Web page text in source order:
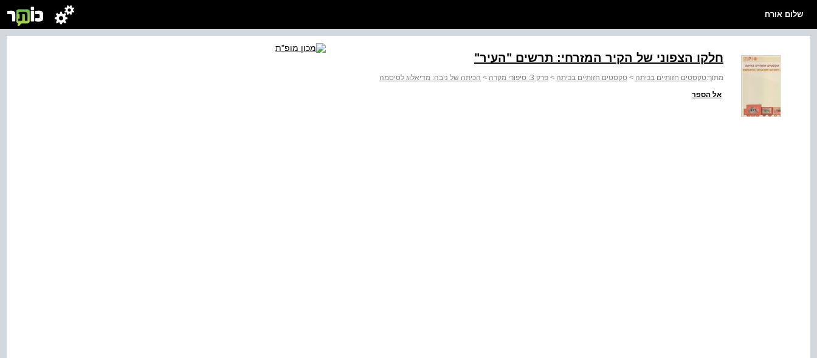
שלום אורח
חלקו הצפוני של הקיר המזרחי: תרשים "העיר"
מתוך:טקסטים חזותיים בכיתה > טקסטים חזותיים בכיתה > פרק 3: סיפורי מקרה > הכיתה של ניבה: מדיאלוג לסיסמה
אל הספר